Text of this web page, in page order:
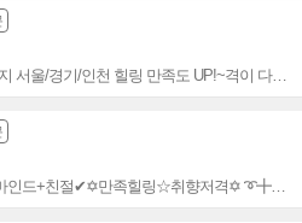
서울/경기/인천 힐링 만족도 UP!~격이 다른
마인드+친절✔✡만족힐링☆취향저격✡ ➰╋아